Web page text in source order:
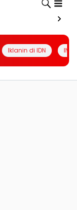
Iklanin di IDN